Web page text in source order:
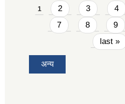
Pages
1 2 3 4
7
8 9
last »
अन्य